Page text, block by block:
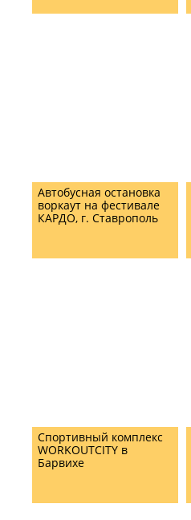
Автобусная остановка
воркаут на фестивале
КАРДО, г. Ставрополь
Спортивный комплекс
WORKOUTCITY в
Барвихе